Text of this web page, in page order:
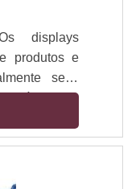
displays
produtos e
seus
por
ou
e
porque